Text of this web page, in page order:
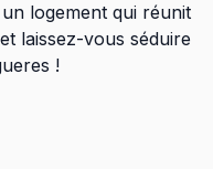
logement qui réunit
laissez-vous séduire
!